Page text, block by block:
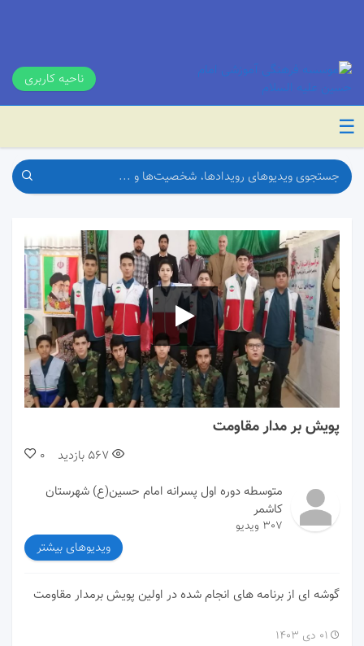
ناحیه کاربری
☰
00:00 01:27
پویش بر مدار مقاومت
0 567 بازدید
متوسطه دوره اول پسرانه امام حسین(ع) شهرستان
کاشمر
307 ویدیو
ویدیوهای بیشتر
گوشه ای از برنامه های انجام شده در اولین پویش برمدار مقاومت
۰۱ دی ۱۴۰۳